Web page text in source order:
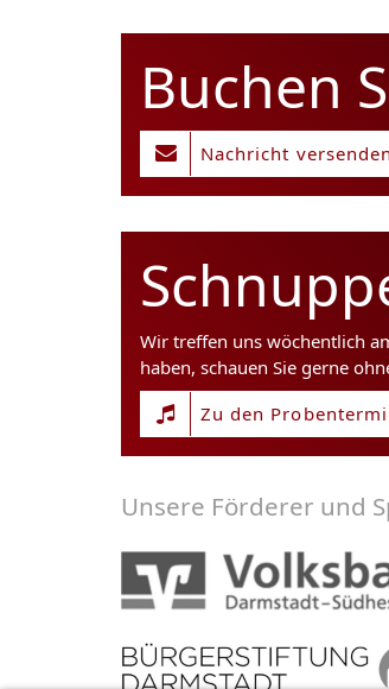
Buchen
Nachricht versenden
Wir treffen uns wöchentlich
haben, schauen Sie gerne
Zu den
Unsere Förderer und